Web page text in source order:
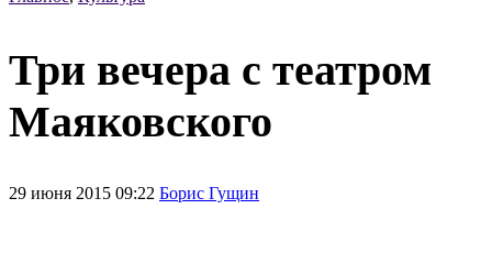
Три вечера с театром
Маяковского
29 июня 2015 09:22 Борис Гущин